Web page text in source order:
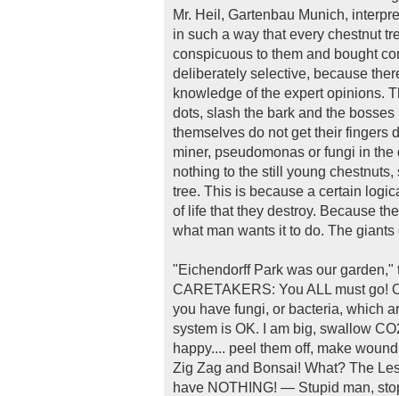
Mr. Heil, Gartenbau Munich,
in such a way that every chestnut
conspicuous to them and bought
deliberately selective, because
knowledge of the expert opinions.
dots, slash the bark and the
themselves do not get their fingers
miner, pseudomonas or fungi in
nothing to the still young
tree. This is because a certain
of life that they destroy. Because
what man wants it to do. The
"Eichendorff Park was our
CARETAKERS: You ALL must go!
you have fungi, or bacteria, which
system is OK. I am big, swallow
happy.... peel them off, make
Zig Zag and Bonsai! What? The
have NOTHING! — Stupid man,